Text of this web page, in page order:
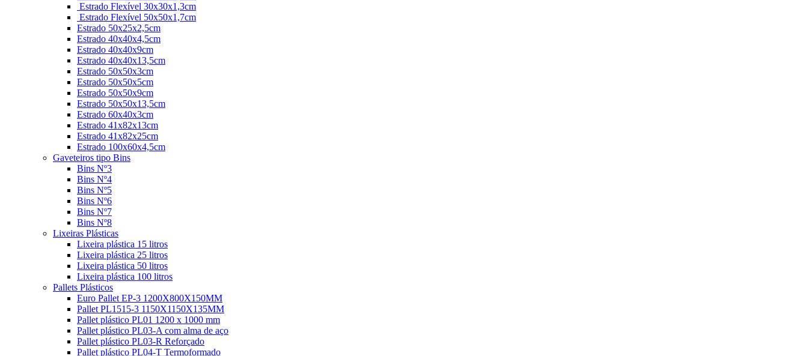
Estrado Flexível 30x30x1,3cm
Estrado Flexível 50x50x1,7cm
Estrado 50x25x2,5cm
Estrado 40x40x4,5cm
Estrado 40x40x9cm
Estrado 40x40x13,5cm
Estrado 50x50x3cm
Estrado 50x50x5cm
Estrado 50x50x9cm
Estrado 50x50x13,5cm
Estrado 60x40x3cm
Estrado 41x82x13cm
Estrado 41x82x25cm
Estrado 100x60x4,5cm
Gaveteiros tipo Bins
Bins Nº3
Bins Nº4
Bins Nº5
Bins Nº6
Bins Nº7
Bins Nº8
Lixeiras Plásticas
Lixeira plástica 15 litros
Lixeira plástica 25 litros
Lixeira plástica 50 litros
Lixeira plástica 100 litros
Pallets Plásticos
Euro Pallet EP-3 1200X800X150MM
Pallet PL1515-3 1150X1150X135MM
Pallet plástico PL01 1200 x 1000 mm
Pallet plástico PL03-A com alma de aço
Pallet plástico PL03-R Reforçado
Pallet plástico PL04-T Termoformado